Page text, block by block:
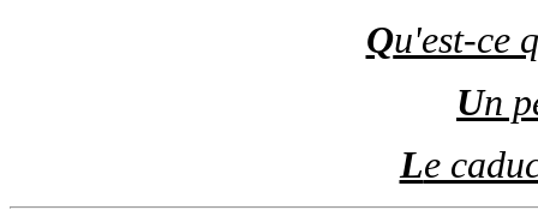
Qu'est-ce
Un
Le